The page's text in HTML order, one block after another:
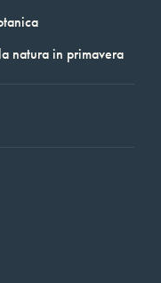
natura in primavera